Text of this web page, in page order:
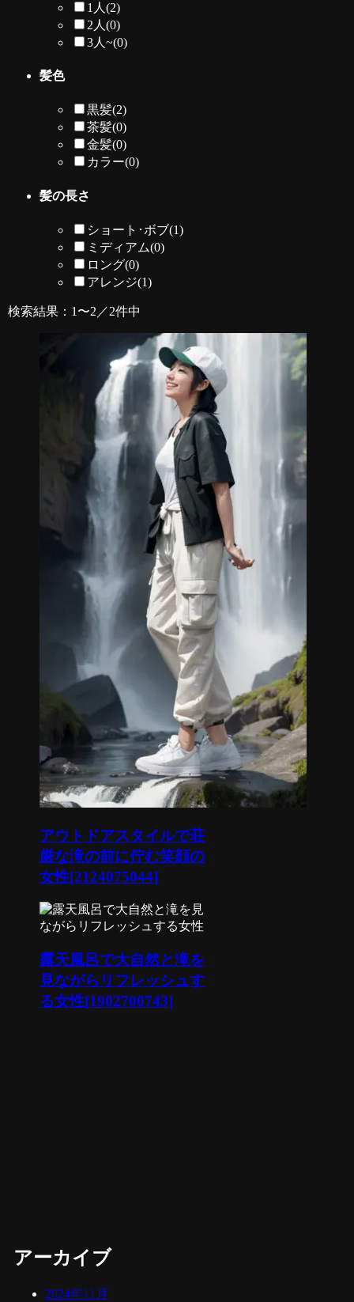
1人(2)
2人(0)
3人~(0)
髪色
黒髪(2)
茶髪(0)
金髪(0)
カラー(0)
髪の長さ
ショート･ボブ(1)
ミディアム(0)
ロング(0)
アレンジ(1)
検索結果：1〜2／2件中
アウトドアスタイルで荘
厳な滝の前に佇む笑顔の
女性[2124075044]
露天風呂で大自然と滝を
見ながらリフレッシュす
る女性[1902700743]
アーカイブ
2024年11月